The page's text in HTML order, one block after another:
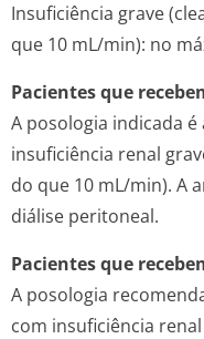
Insuficiência grave (
que 10 mL/min): no
Pacientes que
A posologia indicada
insuficiência renal
do que 10 mL/min). A
diálise peritoneal.
Pacientes que
A posologia
com insuficiência